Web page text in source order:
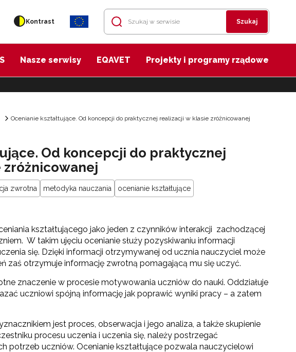
Kontrast Szukaj
Nasze serwisy EQAVET Projekty i programy rządowe
Ocenianie kształtujące. Od koncepcji do praktycznej realizacji w klasie zróżnicowanej
Od koncepcji do praktycznej
zróżnicowanej
zwrotna metodyka nauczania ocenianie kształtujące
kształtującego jako jeden z czynników interakcji zachodzącej
W takim ujęciu ocenianie służy pozyskiwaniu informacji
się. Dzięki informacji otrzymywanej od ucznia nauczyciel może
zaś otrzymuje informację zwrotną pomagającą mu się uczyć.
znaczenie w procesie motywowania uczniów do nauki. Oddziałuje
uczniowi spójną informację jak poprawić wyniki pracy – a zatem
jest proces, obserwacja i jego analiza, a także skupienie
procesu uczenia i uczenia się, należy postrzegać
potrzeb uczniów. Ocenianie kształtujące pozwala nauczycielowi